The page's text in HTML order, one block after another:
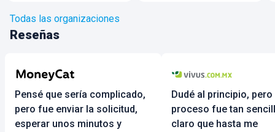
Todas las organizaciones
Reseñas
Pensé que sería complicado,
pero fue enviar la solicitud,
esperar unos minutos y
Dudé al principio, pero
proceso fue tan
claro que hasta me